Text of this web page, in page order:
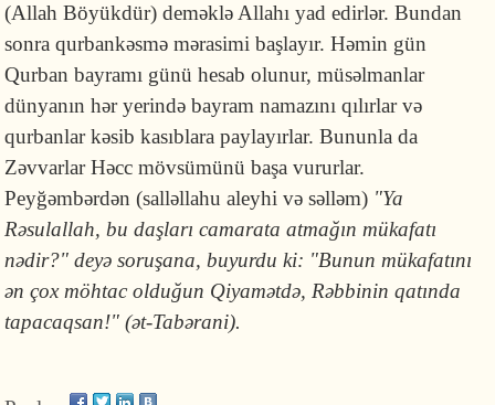
(Allah Böyükdür) deməklə Allahı yad edirlər. Bundan
sonra qurbankəsmə mərasimi başlayır. Həmin gün
Qurban bayramı günü hesab olunur, müsəlmanlar
dünyanın hər yerində bayram namazını qılırlar və
qurbanlar kəsib kasıblara paylayırlar. Bununla da
Zəvvarlar Həcc mövsümünü başa vururlar.
Peyğəmbərdən (salləllahu aleyhi və səlləm) "Ya
Rəsulallah, bu daşları camarata atmağın mükafatı
nədir?" deyə soruşana, buyurdu ki: "Bunun mükafatını
ən çox möhtac olduğun Qiyamətdə, Rəbbinin qatında
tapacaqsan!" (ət-Tabərani).